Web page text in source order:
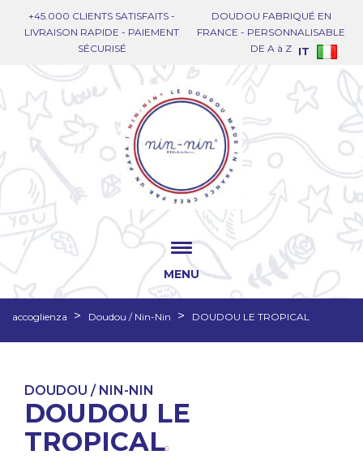
+45.000 CLIENTS SATISFAITS -
LIVRAISON RAPIDE - PAIEMENT
SÉCURISÉ
DOUDOU FABRIQUÉ EN
FRANCE - PERSONNALISABLE
DE A à Z IT
MENU
accoglienza Doudou / Nin-Nin DOUDOU LE TROPICAL
DOUDOU / NIN-NIN
DOUDOU LE
TROPICAL